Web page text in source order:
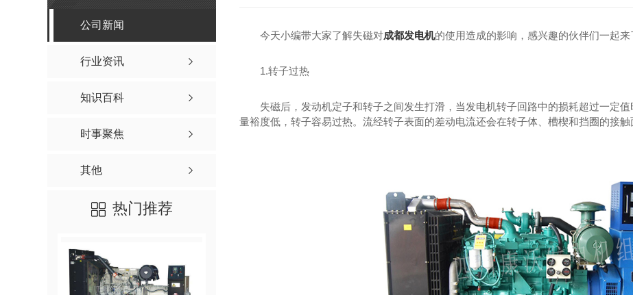
公司新闻
行业资讯
知识百科
时事聚焦
其他
热门推荐
今天小编带大家了解失磁对成都发电机的使用造成的影响，感兴趣的伙伴们一起来
1.转子过热
失磁后，发动机定子和转子之间发生打滑，当发电机转子回路中的损耗超过一定
量裕度低，转子容易过热。流经转子表面的差动电流还会在转子体、槽楔和挡圈的接触